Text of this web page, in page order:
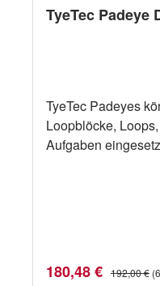
TyeTec Padeye
TyeTec Padeyes
Loopblöcke,
Aufgaben eingesetzt
Verkaufspreis:
180,48 € Regulärer
192,00 €